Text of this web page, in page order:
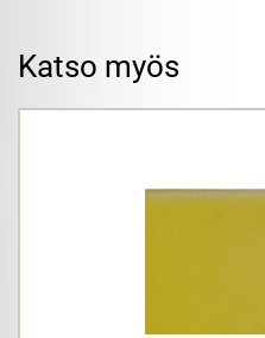
Katso myös